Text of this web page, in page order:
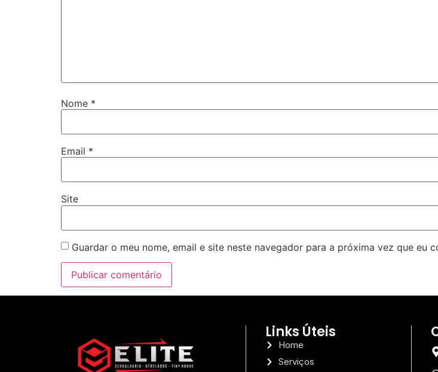
Nome *
Email *
Site
Guardar o meu nome, email e site neste navegador para a próxima vez que eu
Links Úteis
Home
Serviços